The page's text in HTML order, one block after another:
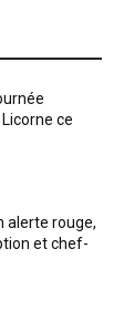
ce
alerte rouge,
et chef-